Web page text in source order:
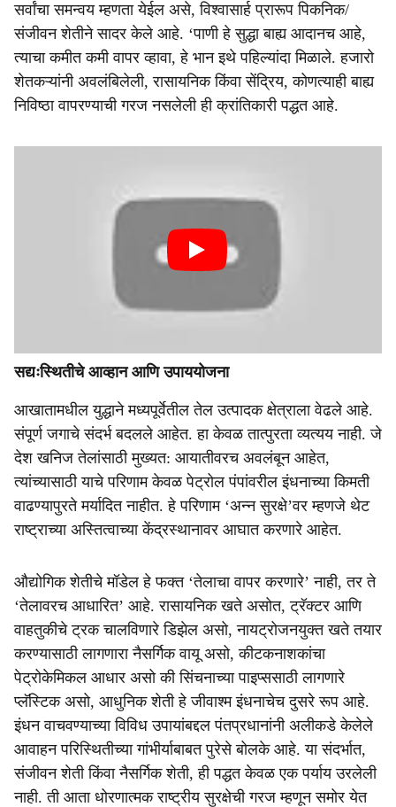
सर्वांचा समन्वय म्हणता येईल असे, विश्वासार्ह प्रारूप पिकनिक/
संजीवन शेतीने सादर केले आहे. ‘पाणी हे सुद्धा बाह्य आदानच आहे,
त्याचा कमीत कमी वापर व्हावा, हे भान इथे पहिल्यांदा मिळाले. हजारो
शेतकऱ्यांनी अवलंबिलेली, रासायनिक किंवा सेंद्रिय, कोणत्याही बाह्य
निविष्ठा वापरण्याची गरज नसलेली ही क्रांतिकारी पद्धत आहे.
सद्यःस्थितीचे आव्हान आणि उपाययोजना
आखातामधील युद्धाने मध्यपूर्वेतील तेल उत्पादक क्षेत्राला वेढले आहे.
संपूर्ण जगाचे संदर्भ बदलले आहेत. हा केवळ तात्पुरता व्यत्यय नाही. जे
देश खनिज तेलांसाठी मुख्यत: आयातीवरच अवलंबून आहेत,
त्यांच्यासाठी याचे परिणाम केवळ पेट्रोल पंपांवरील इंधनाच्या किमती
वाढण्यापुरते मर्यादित नाहीत. हे परिणाम ‘अन्न सुरक्षे’वर म्हणजे थेट
राष्ट्राच्या अस्तित्वाच्या केंद्रस्थानावर आघात करणारे आहेत.
औद्योगिक शेतीचे मॉडेल हे फक्त ‘तेलाचा वापर करणारे’ नाही, तर ते
‘तेलावरच आधारित’ आहे. रासायनिक खते असोत, ट्रॅक्टर आणि
वाहतुकीचे ट्रक चालविणारे डिझेल असो, नायट्रोजनयुक्त खते तयार
करण्यासाठी लागणारा नैसर्गिक वायू असो, कीटकनाशकांचा
पेट्रोकेमिकल आधार असो की सिंचनाच्या पाइप्ससाठी लागणारे
प्लॅस्टिक असो, आधुनिक शेती हे जीवाश्म इंधनाचेच दुसरे रूप आहे.
इंधन वाचवण्याच्या विविध उपायांबद्दल पंतप्रधानांनी अलीकडे केलेले
आवाहन परिस्थितीच्या गांभीर्याबाबत पुरेसे बोलके आहे. या संदर्भात,
संजीवन शेती किंवा नैसर्गिक शेती, ही पद्धत केवळ एक पर्याय उरलेली
नाही. ती आता धोरणात्मक राष्ट्रीय सुरक्षेची गरज म्हणून समोर येत